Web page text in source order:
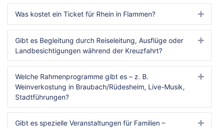
Was kostet ein Ticket für Rhein in Flammen?
Gibt es Begleitung durch Reiseleitung, Ausflüge oder
Landbesichtigungen während der Kreuzfahrt?
Welche Rahmenprogramme gibt es – z. B.
Weinverkostung in Braubach/Rüdesheim, Live-Musik,
Stadtführungen?
Gibt es spezielle Veranstaltungen für Familien –